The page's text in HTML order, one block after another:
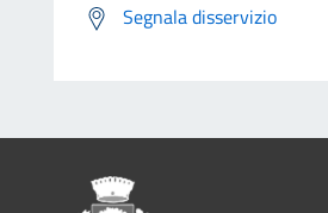
Segnala disservizio